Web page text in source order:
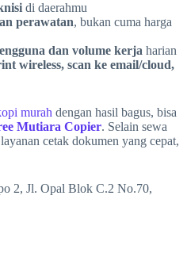
di daerahmu
perawatan, bukan cuma harga
dan volume kerja harian
wireless, scan ke email/cloud,
murah dengan hasil bagus, bisa
Mutiara Copier. Selain sewa
cetak dokumen yang cepat,
2, Jl. Opal Blok C.2 No.70,